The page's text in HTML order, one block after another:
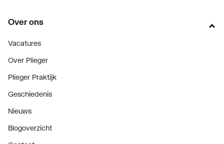
Over ons
Vacatures
Over Plieger
Plieger Praktijk
Geschiedenis
Nieuws
Blogoverzicht